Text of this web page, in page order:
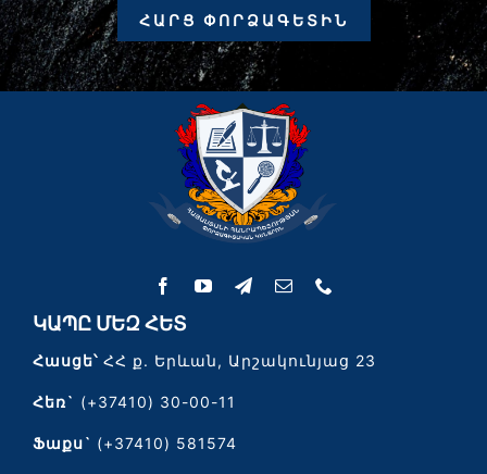
ՀԱՐՑ ՓՈՐՁԱԳԵՏԻՆ
ԿԱՊԸ ՄԵԶ ՀԵՏ
Հասցե՝ՀՀ ք. Երևան, Արշակունյաց 23
Հեռ` (+37410) 30-00-11
Ֆաքս` (+37410) 581574